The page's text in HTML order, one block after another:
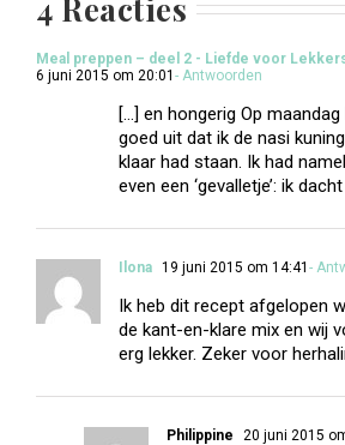
4 Reacties
Meal preppen – deel 2 - Liefde voor
6 juni 2015 om 20:01 - Antwoorden
[…] en hongerig Op
goed uit dat ik de nasi
klaar had staan. Ik had
even een ‘gevalletje’: ik
Ilona 19 juni 2015 om 14:41 -
Ik heb dit recept afgelopen
de kant-en-klare mix en wij
erg lekker. Zeker voor
Philippine 20 juni 2015